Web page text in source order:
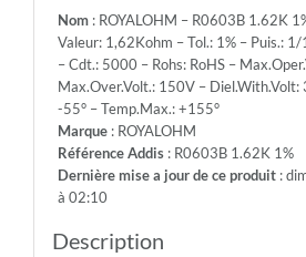
5000
-
Rohs:
RoHS
-
Max.Oper.Volt.:
75V
Max.Over.Volt.:
Nom: ROYALOHM – R0603B 1.62K
Valeur: 1,62Kohm – Tol.: 1% – Puis.: 1/
– Cdt.: 5000 – Rohs: RoHS –
Max.Over.Volt.: 150V – Diel.With.Volt:
-55° – Temp.Max.: +155°
Marque: ROYALOHM
Référence Addis: R0603B 1.62K 1%
Dernière mise a jour de ce produit:
à 02:10
Description